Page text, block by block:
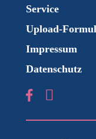
Service
Upload-
Impressum
Datenschutz